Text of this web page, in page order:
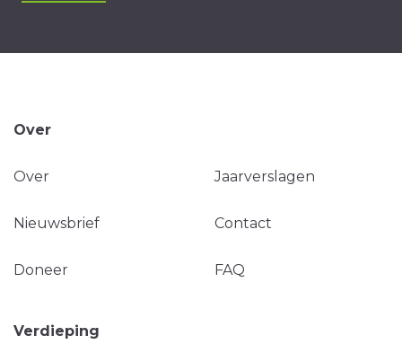
Over
Over Jaarverslagen
Nieuwsbrief Contact
Doneer FAQ
Verdieping